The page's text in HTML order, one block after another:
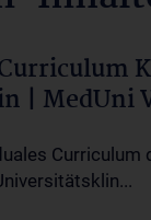
| MedUni
Curriculum